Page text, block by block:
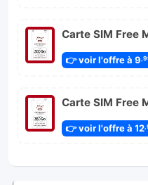
Carte SIM Free
👉 voir l'offre à 9
Carte SIM Free
👉 voir l'offre à 12